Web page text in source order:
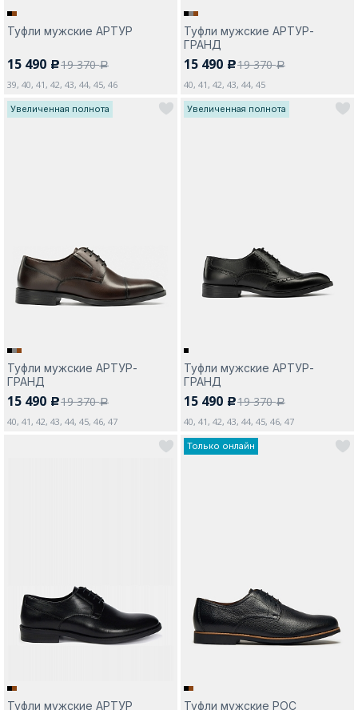
Туфли мужские АРТУР
15 490 c19 370a
39, 40, 41, 42, 43, 44, 45, 46
Туфли мужские АРТУР-
ГРАНД
15 490 c19 370a
40, 41, 42, 43, 44, 45
Увеличенная полнота
Туфли мужские АРТУР-
ГРАНД
15 490 c19 370a
40, 41, 42, 43, 44, 45, 46, 47
Увеличенная полнота
Туфли мужские АРТУР-
ГРАНД
15 490 c19 370a
40, 41, 42, 43, 44, 45, 46, 47
Туфли мужские АРТУР
Только онлайн
Туфли мужские РОС